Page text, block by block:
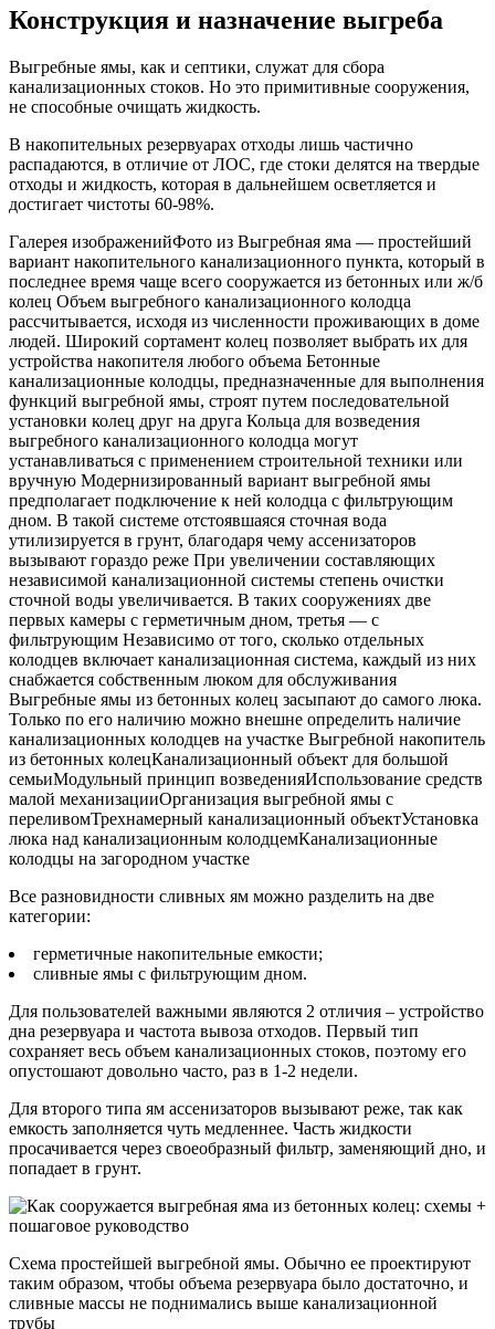
Конструкция и назначение выгреба
Выгребные ямы, как и септики, служат для сбора
канализационных стоков. Но это примитивные сооружения,
не способные очищать жидкость.
В накопительных резервуарах отходы лишь частично
распадаются, в отличие от ЛОС, где стоки делятся на твердые
отходы и жидкость, которая в дальнейшем осветляется и
достигает чистоты 60-98%.
Галерея изображенийФото из Выгребная яма — простейший
вариант накопительного канализационного пункта, который в
последнее время чаще всего сооружается из бетонных или ж/б
колец Объем выгребного канализационного колодца
рассчитывается, исходя из численности проживающих в доме
людей. Широкий сортамент колец позволяет выбрать их для
устройства накопителя любого объема Бетонные
канализационные колодцы, предназначенные для выполнения
функций выгребной ямы, строят путем последовательной
установки колец друг на друга Кольца для возведения
выгребного канализационного колодца могут
устанавливаться с применением строительной техники или
вручную Модернизированный вариант выгребной ямы
предполагает подключение к ней колодца с фильтрующим
дном. В такой системе отстоявшаяся сточная вода
утилизируется в грунт, благодаря чему ассенизаторов
вызывают гораздо реже При увеличении составляющих
независимой канализационной системы степень очистки
сточной воды увеличивается. В таких сооружениях две
первых камеры с герметичным дном, третья — с
фильтрующим Независимо от того, сколько отдельных
колодцев включает канализационная система, каждый из них
снабжается собственным люком для обслуживания
Выгребные ямы из бетонных колец засыпают до самого люка.
Только по его наличию можно внешне определить наличие
канализационных колодцев на участке Выгребной накопитель
из бетонных колецКанализационный объект для большой
семьиМодульный принцип возведенияИспользование средств
малой механизацииОрганизация выгребной ямы с
переливомТрехнамерный канализационный объектУстановка
люка над канализационным колодцемКанализационные
колодцы на загородном участке
Все разновидности сливных ям можно разделить на две
категории:
герметичные накопительные емкости;
сливные ямы с фильтрующим дном.
Для пользователей важными являются 2 отличия – устройство
дна резервуара и частота вывоза отходов. Первый тип
сохраняет весь объем канализационных стоков, поэтому его
опустошают довольно часто, раз в 1-2 недели.
Для второго типа ям ассенизаторов вызывают реже, так как
емкость заполняется чуть медленнее. Часть жидкости
просачивается через своеобразный фильтр, заменяющий дно, и
попадает в грунт.
Схема простейшей выгребной ямы. Обычно ее проектируют
таким образом, чтобы объема резервуара было достаточно, и
сливные массы не поднимались выше канализационной
трубы